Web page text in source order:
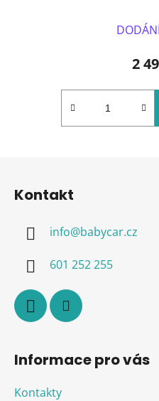
2
Kontakt
info@babycar.cz
601 252 255
Informace pro vás
Kontakty